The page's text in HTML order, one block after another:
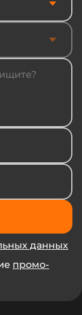
данных
промо-